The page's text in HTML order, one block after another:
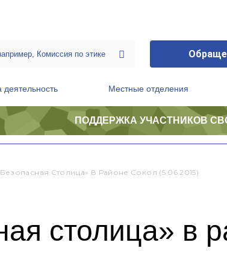
Местные отделения
ПОДДЕРЖКА УЧАСТНИКОВ
Столица» В Районе Сокол (5.06.2015)
столица» в